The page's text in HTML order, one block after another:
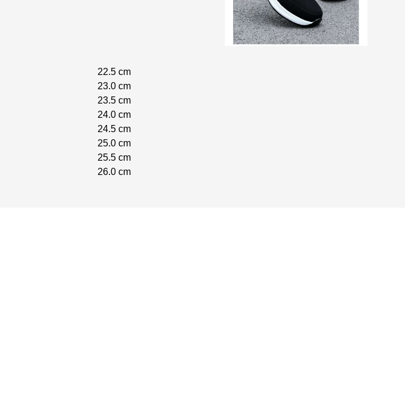
22.5 cm
23.0 cm
23.5 cm
24.0 cm
24.5 cm
25.0 cm
25.5 cm
26.0 cm